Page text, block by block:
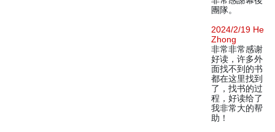
團隊。
2024/2/19 He
Zhong
非常非常感谢
好读，许多外
面找不到的书
都在这里找到
了，找书的过
程，好读给了
我非常大的帮
助！